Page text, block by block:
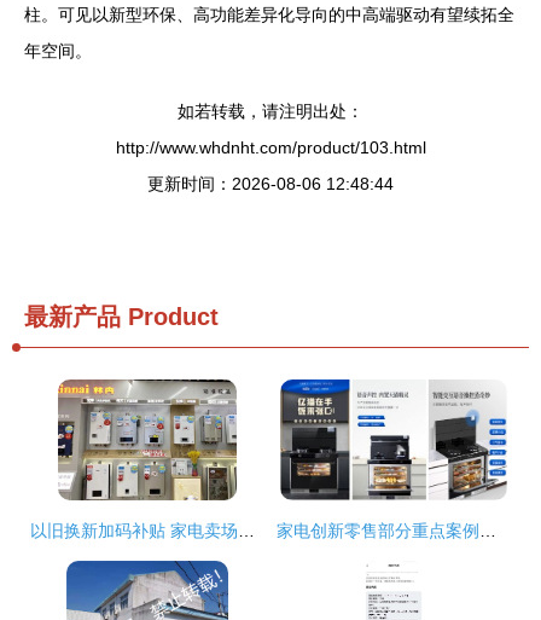
柱。可见以新型环保、高功能差异化导向的中高端驱动有望续拓全
年空间。
如若转载，请注明出处：
http://www.whdnht.com/product/103.html
更新时间：2026-08-06 12:48:44
最新产品 Product